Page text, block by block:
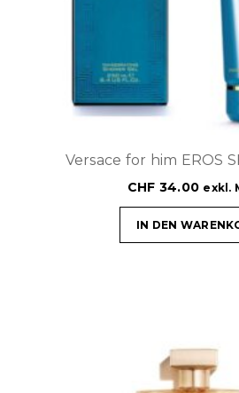
Versace for him EROS
CHF 34.00 exkl.
IN DEN